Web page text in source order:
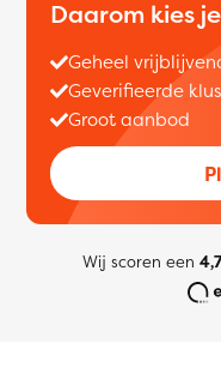
Daarom kies
Geheel
Geverifieerde
Groot aanbod
Wij scoren een